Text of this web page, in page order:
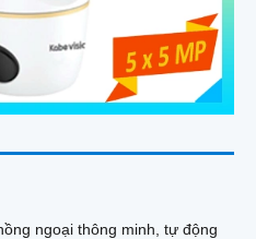
ngoại thông minh, tự động